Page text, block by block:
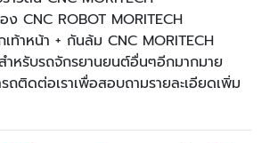
CNC ROBOT MORITECH
ท้าหน้า + กันล้ม CNC MORITECH
สำหรับรถจักรยานยนต์อื่นๆอีกมากมาย
ถติดต่อเราเพื่อสอบถามรายละเอียดเพิ่ม